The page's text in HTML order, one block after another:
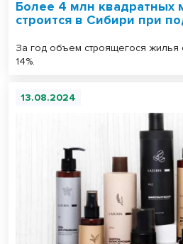
Более 4 млн квадратных
строится в Сибири при
За год объем строящегося жилья
14%.
13.08.2024